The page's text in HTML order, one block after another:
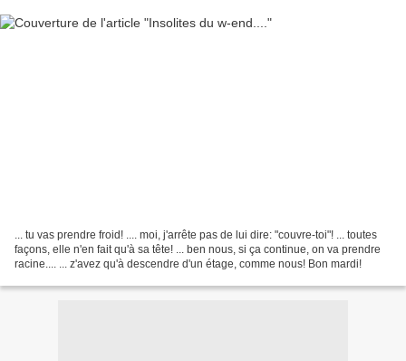
... tu vas prendre froid! .... moi, j'arrête pas de lui dire: "couvre-toi"! ... toutes
façons, elle n'en fait qu'à sa tête! ... ben nous, si ça continue, on va prendre
racine.... ... z'avez qu'à descendre d'un étage, comme nous! Bon mardi!